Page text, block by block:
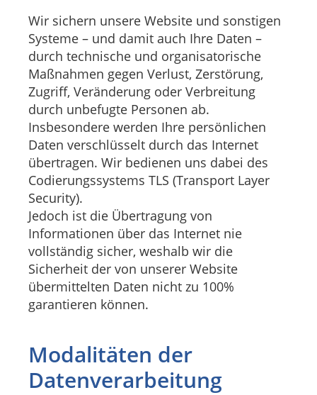
Wir sichern unsere Website und sonstigen
Systeme – und damit auch Ihre Daten –
durch technische und organisatorische
Maßnahmen gegen Verlust, Zerstörung,
Zugriff, Veränderung oder Verbreitung
durch unbefugte Personen ab.
Insbesondere werden Ihre persönlichen
Daten verschlüsselt durch das Internet
übertragen. Wir bedienen uns dabei des
Codierungssystems TLS (Transport Layer
Security).
Jedoch ist die Übertragung von
Informationen über das Internet nie
vollständig sicher, weshalb wir die
Sicherheit der von unserer Website
übermittelten Daten nicht zu 100%
garantieren können.
Modalitäten der
Datenverarbeitung